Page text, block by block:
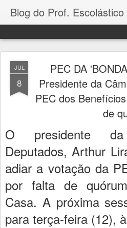
JUL
8
PEC DA
Presidente da
PEC dos
de
O presidente
Deputados, Arthur
adiar a votação da
por falta de
Casa. A próxima
para terça-feira (12),